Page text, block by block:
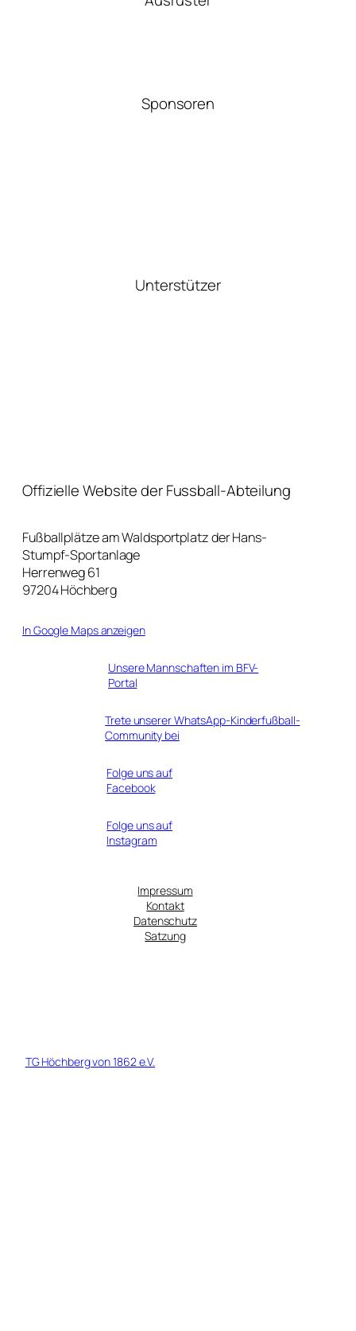
Sponsoren
Unterstützer
Offizielle Website der Fussball-Abteilung
Fußballplätze am Waldsportplatz der Hans-
Stumpf-Sportanlage
Herrenweg 61
97204 Höchberg
In Google Maps anzeigen
Unsere Mannschaften im BFV-
Portal
Trete unserer WhatsApp-Kinderfußball-
Community bei
Folge uns auf
Facebook
Folge uns auf
Instagram
Impressum
Kontakt
Datenschutz
Satzung
TG Höchberg von 1862 e.V.